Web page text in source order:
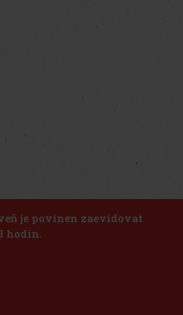
je povinen zaevidovat
hodin.